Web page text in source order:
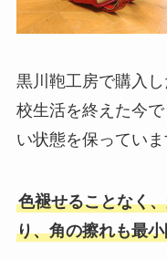
黒川鞄工房で購入
校生活を終えた今
い状態を保っていま
色褪せることなく
り、角の擦れも最